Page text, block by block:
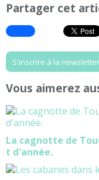
Partager cet
S'inscrire à la newsletter
Vous aimerez
La cagnotte de
t d'année.